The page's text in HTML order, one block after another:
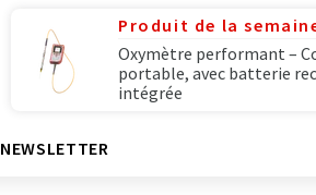
Produit de la
Oxymètre performant –
portable, avec batterie
intégrée
NEWSLETTER